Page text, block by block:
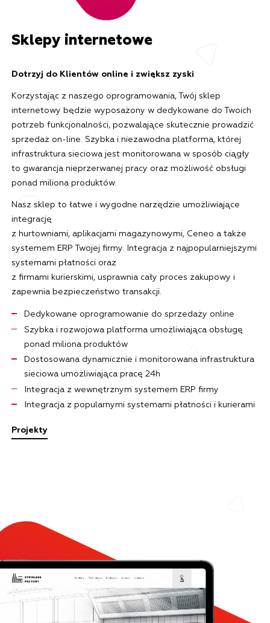
Sklepy internetowe
Dotrzyj do Klientów online i zwiększ zyski
Korzystając z naszego oprogramowania, Twój sklep
internetowy będzie wyposażony w dedykowane do Twoich
potrzeb funkcjonalności, pozwalające skutecznie prowadzić
sprzedaż on-line. Szybka i niezawodna platforma, której
infrastruktura sieciowa jest monitorowana w sposób ciągły
to gwarancja nieprzerwanej pracy oraz możliwość obsługi
ponad miliona produktów.
Nasz sklep to łatwe i wygodne narzędzie umożliwiające
integrację
z hurtowniami, aplikacjami magazynowymi, Ceneo a także
systemem ERP Twojej firmy. Integracja z najpopularniejszymi
systemami płatności oraz
z firmami kurierskimi, usprawnia cały proces zakupowy i
zapewnia bezpieczeństwo transakcji.
Dedykowane oprogramowanie do sprzedaży online
Szybka i rozwojowa platforma umożliwiająca obsługę
ponad miliona produktów
Dostosowana dynamicznie i monitorowana infrastruktura
sieciowa umożliwiająca pracę 24h
Integracja z wewnętrznym systemem ERP firmy
Integracja z popularnymi systemami płatności i kurierami
Projekty